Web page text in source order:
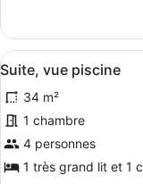
Adults
+
1
or
2
Children)
le
type
de
chambre
Chambre
Familiale
(2
Adults
+
Afficher
toutes
les
photos
pour
ce
3
Suite, vue piscine
34 m²
1 chambre
4 personnes
1 très grand lit et 1